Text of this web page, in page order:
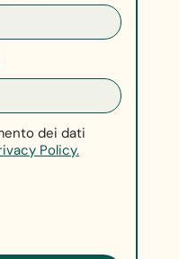
dei dati
Policy.